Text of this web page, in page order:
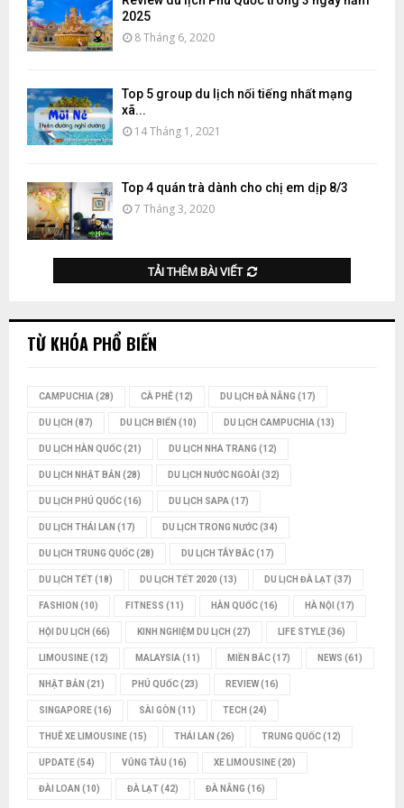
2025
8 Tháng 6, 2020
Top 5 group du lịch nổi tiếng nhất mạng
xã...
14 Tháng 1, 2021
Top 4 quán trà dành cho chị em dịp 8/3
7 Tháng 3, 2020
TẢI THÊM BÀI VIẾT
TỪ KHÓA PHỔ BIẾN
CAMPUCHIA (28) CÀ PHÊ(12) DU LỊCH ĐÀ NẴNG (17)
DU LỊCH (87) DU LỊCH BIỂN (10) DU LỊCH CAMPUCHIA (13)
DU LỊCH HÀN QUỐC(21) DU LỊCH NHA TRANG (12)
DU LỊCH NHẬT BẢN (28) DU LỊCH NƯỚC NGOÀI (32)
DU LỊCH PHÚ QUỐC(16) DU LỊCH SAPA (17)
DU LỊCH THÁI LAN (17) DU LỊCH TRONG NƯỚC(34)
DU LỊCH TRUNG QUỐC(28) DU LỊCH TÂY BẮC(17)
DU LỊCH TẾT(18) DU LỊCH TẾT 2020 (13) DU LỊCH ĐÀ LẠT(37)
FASHION (10) FITNESS (11) HÀN QUỐC(16) HÀ NỘI (17)
HỘI DU LỊCH (66) KINH NGHIỆM DU LỊCH (27) LIFE STYLE(36)
LIMOUSINE(12) MALAYSIA (11) MIỀN BẮC(17) NEWS (61)
NHẬT BẢN (21) PHÚ QUỐC(23) REVIEW(16)
SINGAPORE(16) SÀI GÒN (11) TECH (24)
THUÊ XE LIMOUSINE(15) THÁI LAN (26) TRUNG QUỐC(12)
UPDATE(54) VŨNG TÀU (16) XE LIMOUSINE(20)
ĐÀI LOAN (10) ĐÀ LẠT(42) ĐÀ NẴNG (16)